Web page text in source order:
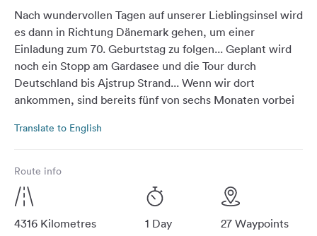
us
on
social
media
Facebook
Nach wundervollen Tagen auf unserer Lieblingsinsel wird
es dann in Richtung Dänemark gehen, um einer
Einladung zum 70. Geburtstag zu folgen... Geplant wird
noch ein Stopp am Gardasee und die Tour durch
Deutschland bis Ajstrup Strand... Wenn wir dort
ankommen, sind bereits fünf von sechs Monaten vorbei
Translate to English
Route info
4316 Kilometres 1 Day 27 Waypoints